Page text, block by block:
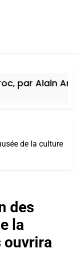
par Alain Amiel
de la culture
des
la
ouvrira